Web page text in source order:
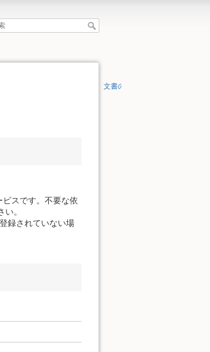
スです。不要な依
。
録されていない場
文書の先頭へ